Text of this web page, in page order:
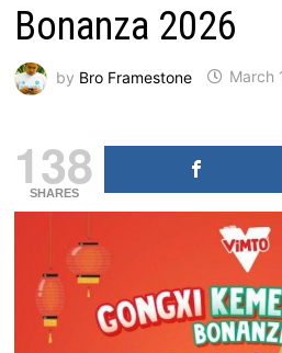
Bonanza 2026
by Bro Framestone March
138
SHARES